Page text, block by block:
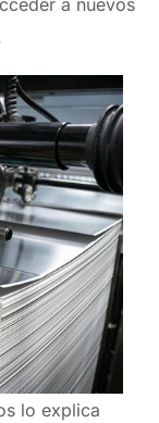
a nuevos
lo explica